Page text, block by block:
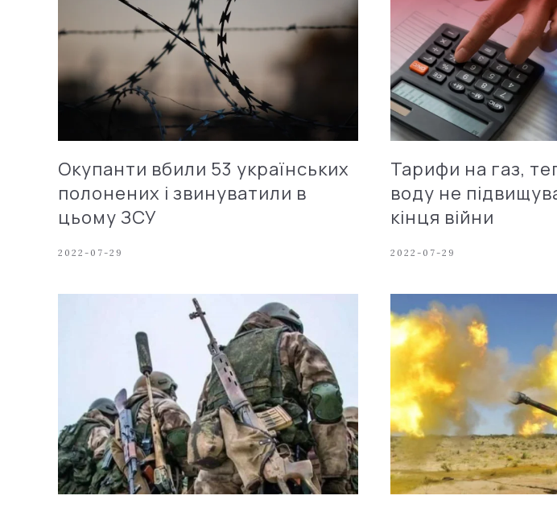
Окупанти вбили 53 українських
полонених і звинуватили в
цьому ЗСУ
2022-07-29
Тарифи на газ,
воду не
кінця війни
2022-07-29